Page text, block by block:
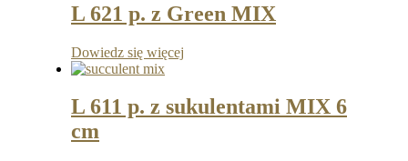
L 621 p. z Green MIX
Dowiedz się więcej
L 611 p. z sukulentami MIX 6
cm